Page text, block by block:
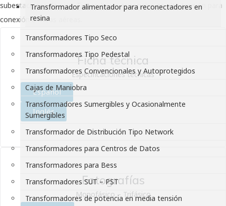
Transformador alimentador para reconectadores en
resina
Transformadores Tipo Seco
Transformadores Tipo Pedestal
Transformadores Convencionales y Autoprotegidos
Cajas de Maniobra
Transformadores Sumergibles y Ocasionalmente
Sumergibles
Transformador de Distribución Tipo Network
Transformadores para Centros de Datos
Transformadores para Bess
Transformadores SUT – PST
Transformadores de potencia en media tensión
subestaciones de piso. Tienen bujes especiales en alta tensión para
conexión a líneas aéreas.
Ficha técnica
Especificaciones técnicas
Español
Inglés
Fotografías
Monofásico – Trifásico